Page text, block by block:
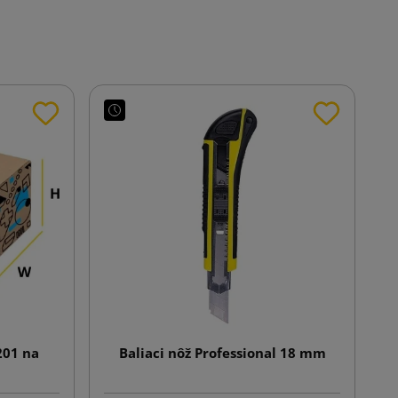
na
Baliaci nôž Professional 18 mm